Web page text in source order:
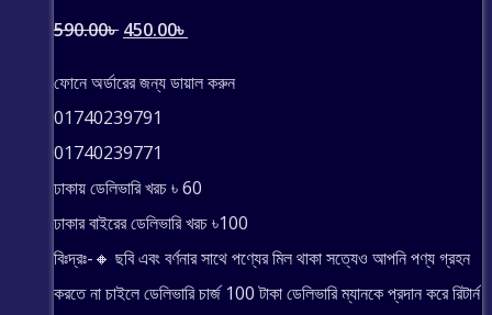
590.00৳ Original
was:
450.00৳
ফোনে অর্ডারের জন্য ডায়াল করুন
01740239791
01740239771
ঢাকায় ডেলিভারি খরচ ৳ 60
ঢাকার বাইরের ডেলিভারি খরচ ৳100
বিঃদ্রঃ-🔸 ছবি এবং বর্ণনার সাথে পণ্যের মিল থাকা সত্যেও আপনি পণ্য গ্রহন
করতে না চাইলে ডেলিভারি চার্জ 100 টাকা ডেলিভারি ম্যানকে প্রদান করে রিটার্ন